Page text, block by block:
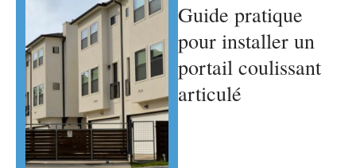
Guide pratique
pour installer un
portail coulissant
articulé